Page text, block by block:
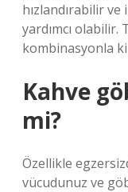
hızlandırabilir
yardımcı olabilir.
kombinasyonla
Kahve
mi?
Özellikle
vücudunuz ve